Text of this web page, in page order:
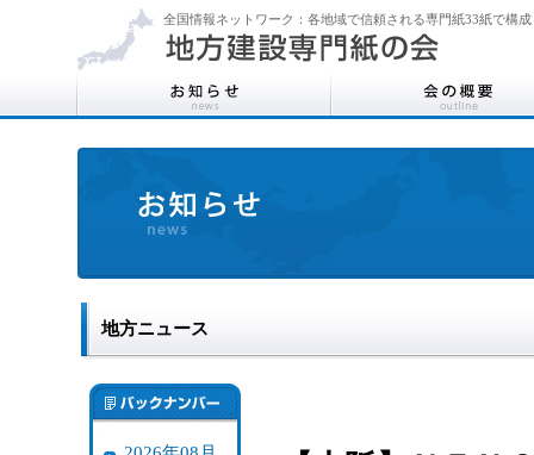
全国情報ネットワーク：各地域で信頼される専門紙33紙で構成
地方ニュース